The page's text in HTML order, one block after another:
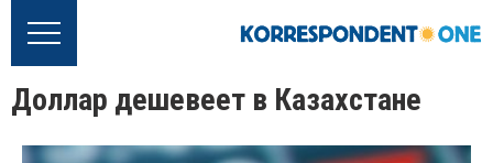
Доллар дешевеет в Казахстане